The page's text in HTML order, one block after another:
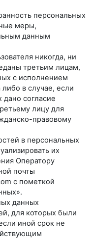
персональных
меры,
данным
никогда, ни
третьим лицам,
с исполнением
в случае, если
согласие
лицу для
правовому
в персональных
их
Оператору
почты
с пометкой
данных
для которых были
иной срок не